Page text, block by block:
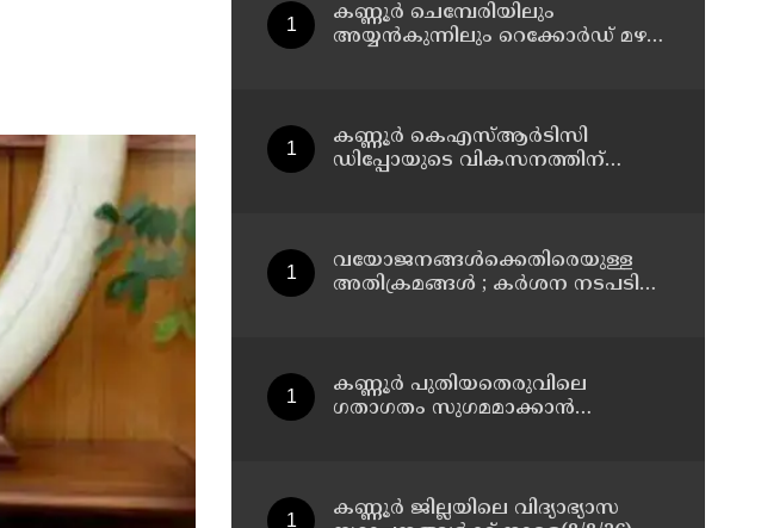
കണ്ണൂർ ചെമ്പേരിയിലും
അയ്യൻകുന്നിലും റെക്കോർഡ് മഴ ;
കണ്ണൂർ കെഎസ്ആർടിസി
ഡിപ്പോയുടെ വികസനത്തിന്
വയോജനങ്ങൾക്കെതിരെയുള്ള
അതിക്രമങ്ങൾ ; കർശന നടപടി
കണ്ണൂർ പുതിയതെരുവിലെ
ഗതാഗതം സുഗമമാക്കാന്‍
കണ്ണൂർ ജില്ലയിലെ വിദ്യാഭ്യാസ